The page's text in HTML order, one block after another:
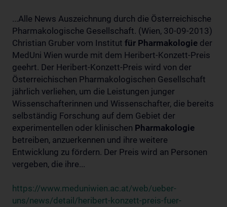
...Alle News Auszeichnung durch die Österreichische
Pharmakologische Gesellschaft. (Wien, 30-09-2013)
Christian Gruber vom Institut für Pharmakologie der
MedUni Wien wurde mit dem Heribert-Konzett-Preis
geehrt. Der Heribert-Konzett-Preis wird von der
Österreichischen Pharmakologischen Gesellschaft
jährlich verliehen, um die Leistungen junger
Wissenschafterinnen und Wissenschafter, die bereits
selbständig Forschung auf dem Gebiet der
experimentellen oder klinischen Pharmakologie
betreiben, anzuerkennen und ihre weitere
Entwicklung zu fördern. Der Preis wird an Personen
vergeben, die ihre...
https://www.meduniwien.ac.at/web/ueber-
uns/news/detail/heribert-konzett-preis-fuer-